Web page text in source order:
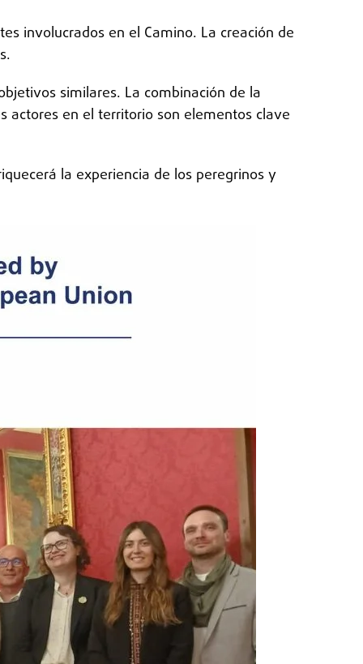
involucrados en el Camino. La creación de
similares. La combinación de la
actores en el territorio son elementos clave
la experiencia de los peregrinos y